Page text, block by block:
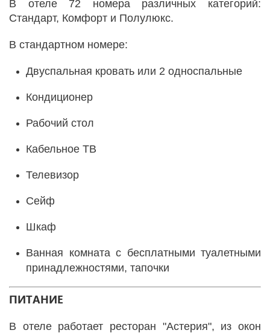
В отеле 72 номера различных категорий:
Стандарт, Комфорт и Полулюкс.
В стандартном номере:
Двуспальная кровать или 2 односпальные
Кондиционер
Рабочий стол
Кабельное ТВ
Телевизор
Сейф
Шкаф
Ванная комната с бесплатными туалетными
принадлежностями, тапочки
ПИТАНИЕ
В отеле работает ресторан "Астерия", из окон